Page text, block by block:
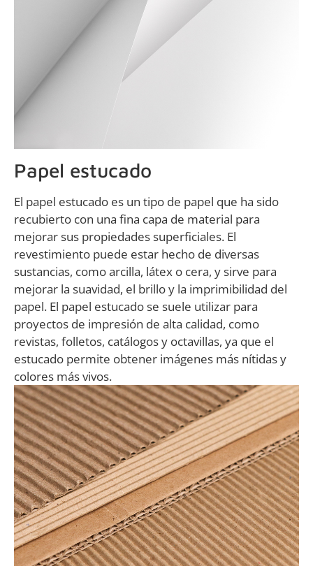
Papel estucado
El papel estucado es un tipo de papel que ha sido
recubierto con una fina capa de material para
mejorar sus propiedades superficiales. El
revestimiento puede estar hecho de diversas
sustancias, como arcilla, látex o cera, y sirve para
mejorar la suavidad, el brillo y la imprimibilidad del
papel. El papel estucado se suele utilizar para
proyectos de impresión de alta calidad, como
revistas, folletos, catálogos y octavillas, ya que el
estucado permite obtener imágenes más nítidas y
colores más vivos.